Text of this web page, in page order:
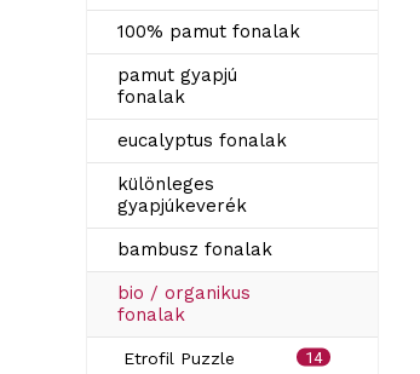
100% pamut fonalak
pamut gyapjú
fonalak
eucalyptus fonalak
különleges
gyapjúkeverék
bambusz fonalak
bio / organikus
fonalak
Etrofil Puzzle 14